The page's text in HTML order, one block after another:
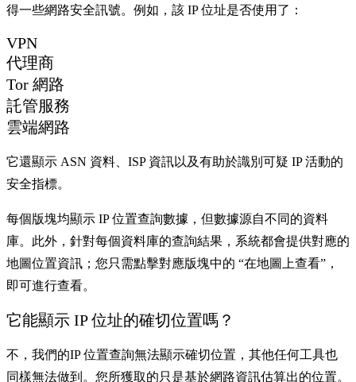
得一些網路安全訊號。例如，該 IP 位址是否使用了：
VPN
代理商
Tor 網路
託管服務
雲端網路
它還顯示 ASN 資料、ISP 資訊以及有助於識別可疑 IP 活動的
安全指標。
每個版塊均顯示 IP 位置查詢數據，但數據源自不同的資料
庫。此外，針對每個資料庫的查詢結果，系統都會提供對應的
地圖位置資訊；您只需點擊對應版塊中的 “在地圖上查看”，
即可進行查看。
它能顯示 IP 位址的確切位置嗎？
不，我們的IP 位置查詢無法顯示確切位置，其他任何工具也
同樣無法做到。您所獲取的只是基於網路資訊估算出的位置。